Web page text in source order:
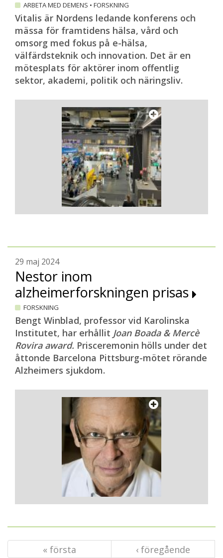
ARBETA MED DEMENS • FORSKNING
Vitalis är Nordens ledande konferens och
mässa för framtidens hälsa, vård och
omsorg med fokus på e-hälsa,
välfärdsteknik och innovation. Det är en
mötesplats för aktörer inom offentlig
sektor, akademi, politik och näringsliv.
29 maj 2024
Nestor inom
alzheimerforskningen prisas
FORSKNING
Bengt Winblad, professor vid Karolinska
Institutet, har erhållit Joan Boada & Mercè
Rovira award. Prisceremonin hölls under det
åttonde Barcelona Pittsburg-mötet rörande
Alzheimers sjukdom.
« första
‹ föregående